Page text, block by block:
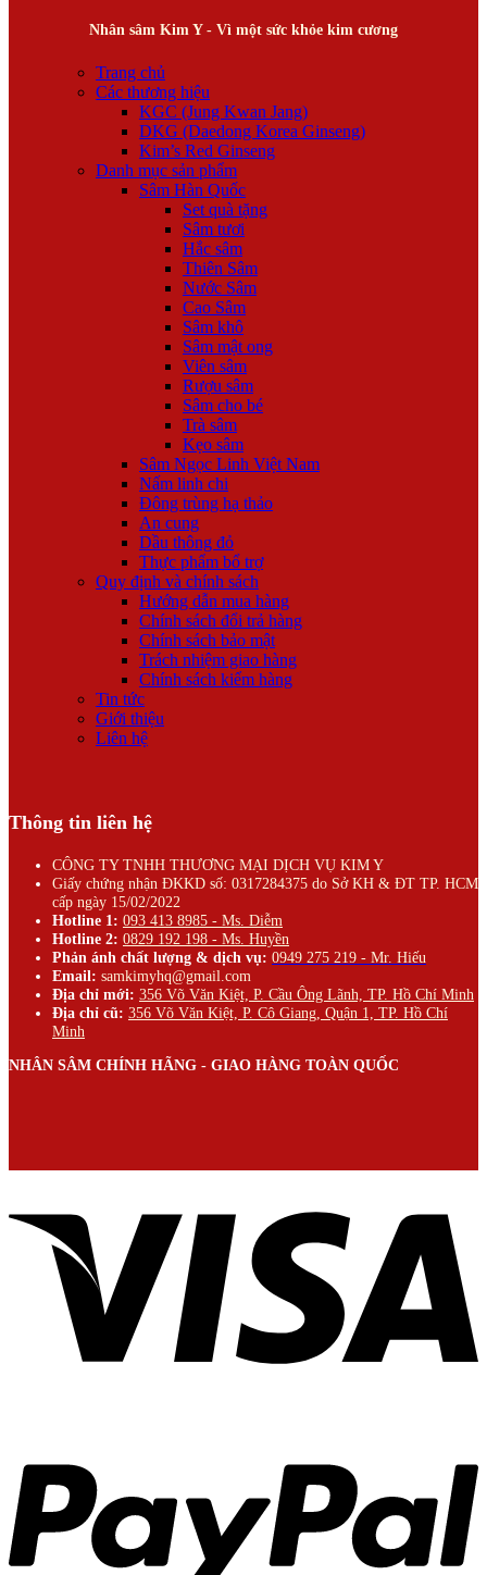
Nhân sâm Kim Y - Vì một sức khỏe kim cương
Trang chủ
Các thương hiệu
KGC (Jung Kwan Jang)
DKG (Daedong Korea Ginseng)
Kim’s Red Ginseng
Danh mục sản phẩm
Sâm Hàn Quốc
Set quà tặng
Sâm tươi
Hắc sâm
Thiên Sâm
Nước Sâm
Cao Sâm
Sâm khô
Sâm mật ong
Viên sâm
Rượu sâm
Sâm cho bé
Trà sâm
Kẹo sâm
Sâm Ngọc Linh Việt Nam
Nấm linh chi
Đông trùng hạ thảo
An cung
Dầu thông đỏ
Thực phẩm bổ trợ
Quy định và chính sách
Hướng dẫn mua hàng
Chính sách đổi trả hàng
Chính sách bảo mật
Trách nhiệm giao hàng
Chính sách kiểm hàng
Tin tức
Giới thiệu
Liên hệ
Thông tin liên hệ
CÔNG TY TNHH THƯƠNG MẠI DỊCH VỤ KIM Y
Giấy chứng nhận ĐKKD số: 0317284375 do Sở KH & ĐT TP. HCM
cấp ngày 15/02/2022
Hotline 1: 093 413 8985 - Ms. Diễm
Hotline 2: 0829 192 198 - Ms. Huyền
Phản ánh chất lượng & dịch vụ: 0949 275 219 - Mr. Hiếu
Email: samkimyhq@gmail.com
Địa chỉ mới: 356 Võ Văn Kiệt, P. Cầu Ông Lãnh, TP. Hồ Chí Minh
Địa chỉ cũ: 356 Võ Văn Kiệt, P. Cô Giang, Quận 1, TP. Hồ Chí
Minh
NHÂN SÂM CHÍNH HÃNG - GIAO HÀNG TOÀN QUỐC